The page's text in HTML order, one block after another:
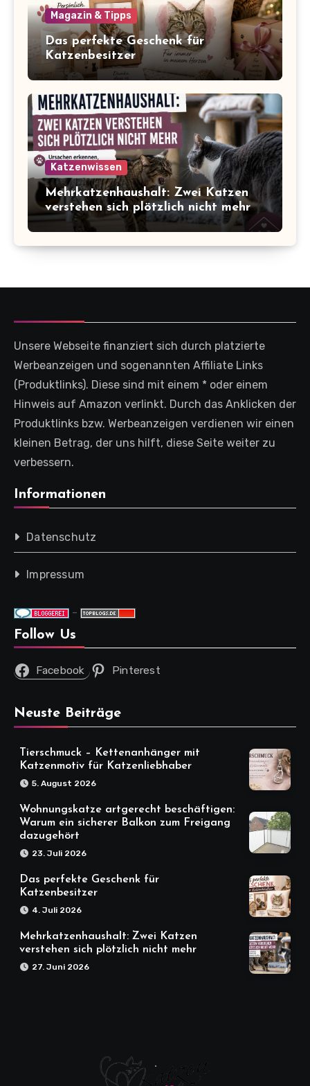
Magazin & Tipps
Das perfekte Geschenk für
Katzenbesitzer
Katzenwissen
Mehrkatzenhaushalt: Zwei Katzen
verstehen sich plötzlich nicht mehr
Unsere Webseite finanziert sich durch platzierte
Werbeanzeigen und sogenannten Affiliate Links
(Produktlinks). Diese sind mit einem * oder einem
Hinweis auf Amazon verlinkt. Durch das Anklicken der
Produktlinks bzw. Werbeanzeigen verdienen wir einen
kleinen Betrag, der uns hilft, diese Seite weiter zu
verbessern.
Informationen
Datenschutz
Impressum
-
Follow Us
Facebook Pinterest
Neuste Beiträge
Tierschmuck – Kettenanhänger mit
Katzenmotiv für Katzenliebhaber
5. August 2026
Wohnungskatze artgerecht beschäftigen:
Warum ein sicherer Balkon zum Freigang
dazugehört
23. Juli 2026
Das perfekte Geschenk für
Katzenbesitzer
4. Juli 2026
Mehrkatzenhaushalt: Zwei Katzen
verstehen sich plötzlich nicht mehr
27. Juni 2026